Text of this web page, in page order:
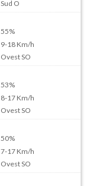
Sud O
55%
9-18Km/h
Ovest SO
53%
8-17Km/h
Ovest SO
50%
7-17Km/h
Ovest SO